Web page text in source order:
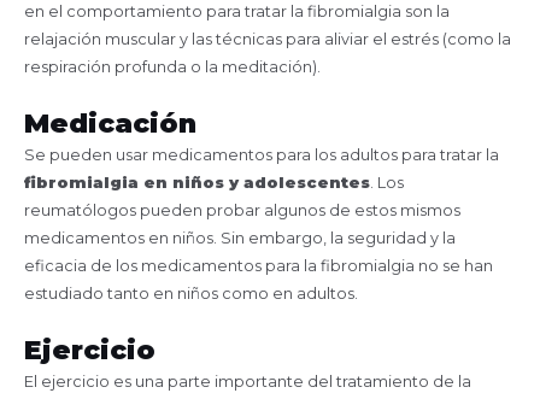
en el comportamiento para tratar la fibromialgia son la
relajación muscular y las técnicas para aliviar el estrés (como la
respiración profunda o la meditación).
Medicación
Se pueden usar medicamentos para los adultos para tratar la
fibromialgia en niños y adolescentes . Los
reumatólogos pueden probar algunos de estos mismos
medicamentos en niños. Sin embargo, la seguridad y la
eficacia de los medicamentos para la fibromialgia no se han
estudiado tanto en niños como en adultos.
Ejercicio
El ejercicio es una parte importante del tratamiento de la